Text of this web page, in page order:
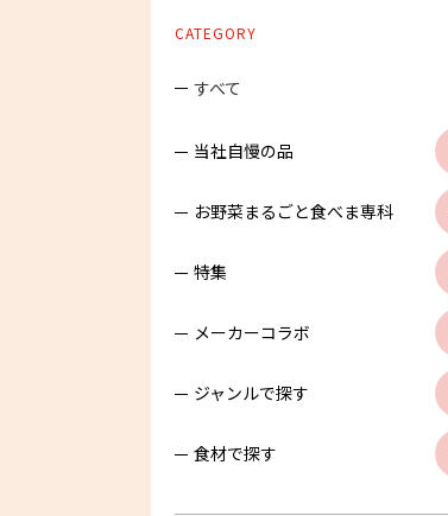
CATEGORY
すべて
当社自慢の品
お野菜まるごと食べま専科
特集
メーカーコラボ
ジャンルで探す
食材で探す